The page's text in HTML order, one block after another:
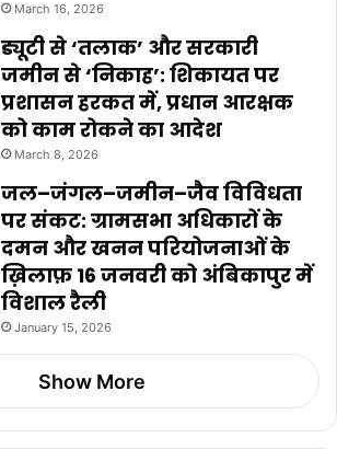
March 16, 2026
ड्यूटी से ‘तलाक’ और सरकारी
जमीन से ‘निकाह’: शिकायत पर
प्रशासन हरकत में, प्रधान आरक्षक
को काम रोकने का आदेश
March 8, 2026
जल–जंगल–जमीन–जैव विविधता
पर संकट: ग्रामसभा अधिकारों के
दमन और खनन परियोजनाओं के
ख़िलाफ़ 16 जनवरी को अंबिकापुर में
विशाल रैली
January 15, 2026
Show More